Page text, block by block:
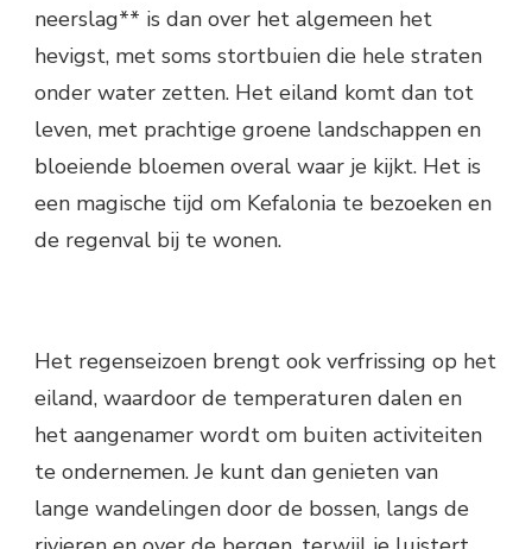
neerslag** is dan over het algemeen het
hevigst, met soms stortbuien die hele straten
onder water zetten. Het eiland komt dan tot
leven, met prachtige groene landschappen en
bloeiende bloemen overal waar je kijkt. Het is
een magische tijd om Kefalonia te bezoeken en
de regenval bij te wonen.
Het regenseizoen brengt ook verfrissing op het
eiland, waardoor de temperaturen dalen en
het aangenamer wordt om buiten activiteiten
te ondernemen. Je kunt dan genieten van
lange wandelingen door de bossen, langs de